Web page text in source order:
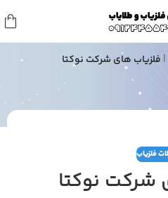
| فلزیاب های شرکت نوکتا
فلزیاب
شرکت نوکتا